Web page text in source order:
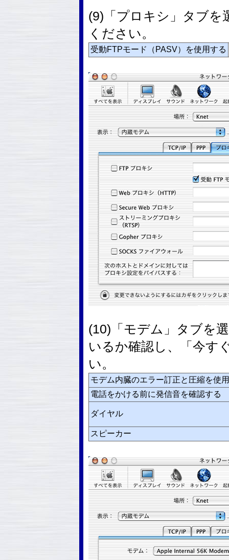
(9)「プロキシ」タブを
ください。
受動FTPモード（PASV）を使用する
(10)「モデム」タブを
いるか確認し、「今す
い。
モデム内臓のエラー訂正と圧縮を使
電話をかける前に発信音を確認する
ダイヤル
スピーカー